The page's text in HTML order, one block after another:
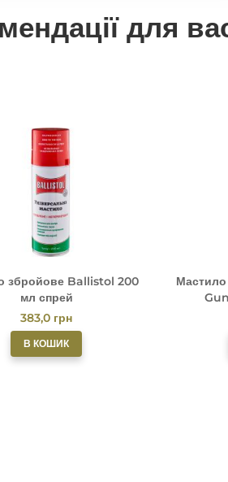
для
збройове Ballistol 200
мл спрей
383,0 грн
В КОШИК
Мастило